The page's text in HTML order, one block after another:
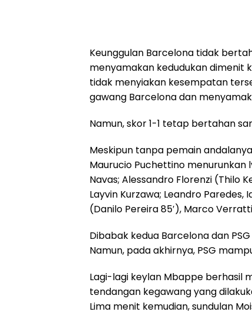
Keunggulan Barcelona tidak
menyamakan kedudukan dimenit
tidak menyiakan kesempatan
gawang Barcelona dan
Namun, skor 1-1 tetap bertahan
Meskipun tanpa pemain
Maurucio Puchettino
Navas; Alessandro Florenzi (Thilo
Layvin Kurzawa; Leandro Paredes,
(Danilo Pereira 85′), Marco
Dibabak kedua Barcelona dan
Namun, pada akhirnya, PSG
Lagi-lagi keylan Mbappe berhasil
tendangan kegawang yang
Lima menit kemudian, sundulan